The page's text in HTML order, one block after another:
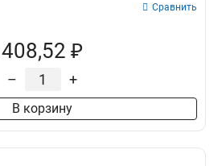
Сравнить
408,52 ₽
– +
В корзину